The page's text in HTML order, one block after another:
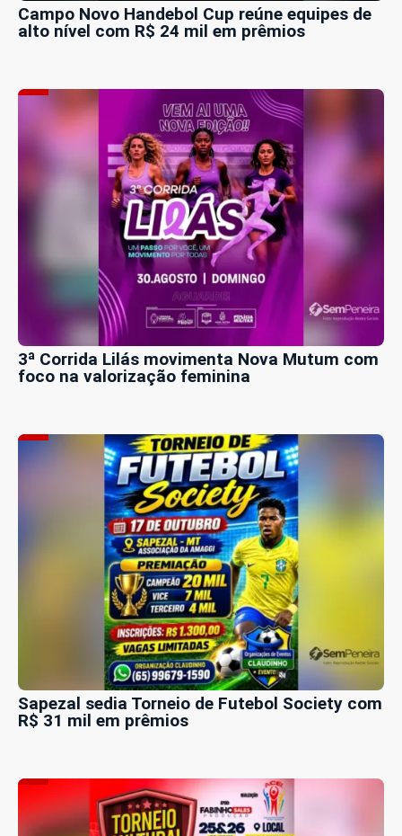
Campo Novo Handebol Cup reúne equipes de
alto nível com R$ 24 mil em prêmios
3ª Corrida Lilás movimenta Nova Mutum com
foco na valorização feminina
Sapezal sedia Torneio de Futebol Society com
R$ 31 mil em prêmios